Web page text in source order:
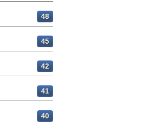
48
45
42
41
40